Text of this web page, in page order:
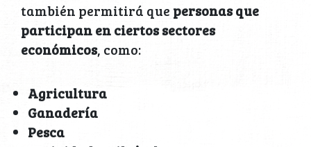
también permitirá que personas que
participan en ciertos sectores
económicos, como:
Agricultura
Ganadería
Pesca